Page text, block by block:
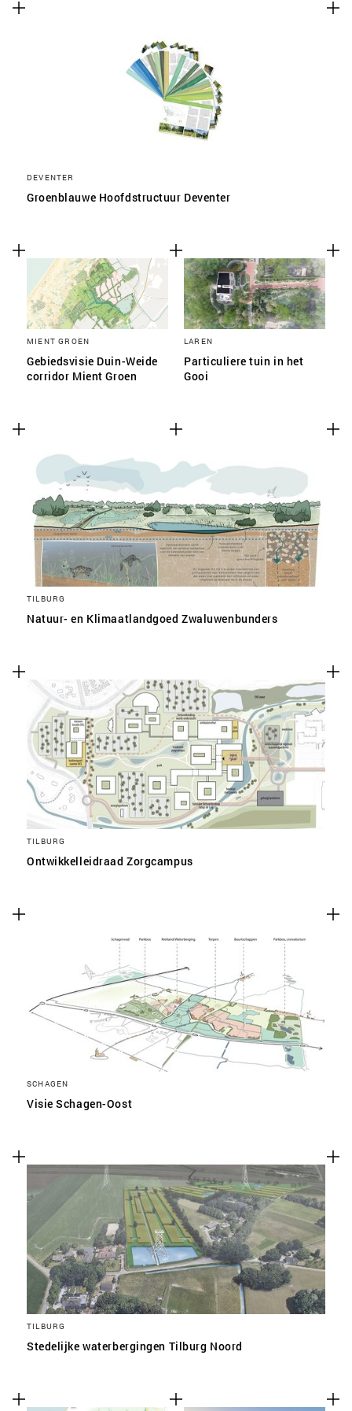
DEVENTER
Groenblauwe Hoofdstructuur Deventer
MIENT GROEN
Gebiedsvisie Duin-Weide
corridor Mient Groen
LAREN
Particuliere tuin in het
Gooi
TILBURG
Natuur- en Klimaatlandgoed Zwaluwenbunders
TILBURG
Ontwikkelleidraad Zorgcampus
SCHAGEN
Visie Schagen-Oost
TILBURG
Stedelijke waterbergingen Tilburg Noord